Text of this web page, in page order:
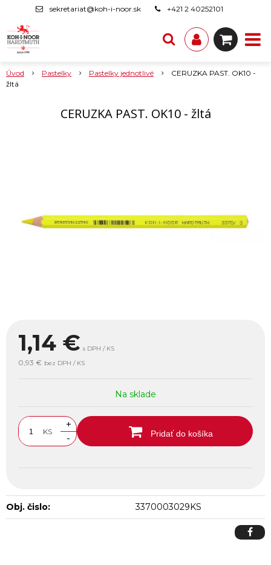
sekretariat@koh-i-noor.sk +421 2 40252101
Úvod Pastelky Pastelky jednotlivé
CERUZKA PAST. OK10 -
žltá
CERUZKA PAST. OK10 - žltá
1,14 € s DPH / KS
0,93 € bez DPH / KS
Na sklade
KS
+
-
Pridať do košíka
Obj. čislo: 3370003029KS